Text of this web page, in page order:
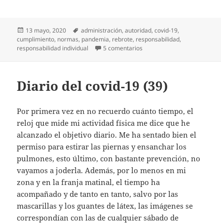
Publicado
el
13 mayo, 2020 Etiquetas
administración,autoridad,covid-19,
cumplimiento, normas, pandemia, rebrote, responsabilidad,
responsabilidad individual
5 comentarios
Diario del covid-19 (39)
Por primera vez en no recuerdo cuánto tiempo, el
reloj que mide mi actividad física me dice que he
alcanzado el objetivo diario. Me ha sentado bien el
permiso para estirar las piernas y ensanchar los
pulmones, esto último, con bastante prevención, no
vayamos a joderla. Además, por lo menos en mi
zona y en la franja matinal, el tiempo ha
acompañado y de tanto en tanto, salvo por las
mascarillas y los guantes de látex, las imágenes se
correspondían con las de cualquier sábado de